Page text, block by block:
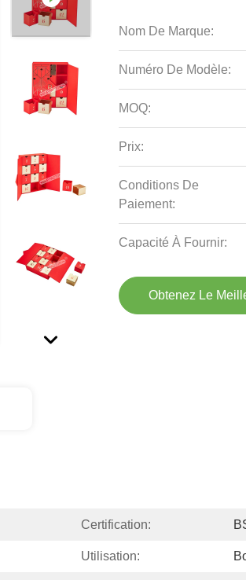
Nom De Marque:
Numéro De Modèle:
MOQ:
Prix:
Conditions De
Paiement:
Capacité À Fournir:
Obtenez Le
Certification:
Utilisation: